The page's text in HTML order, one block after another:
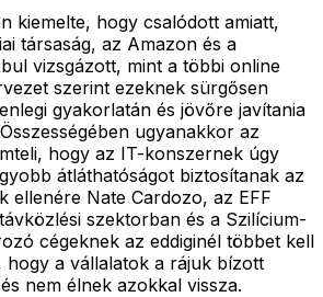
kiemelte, hogy csalódott amiatt,
társaság, az Amazon és a
vizsgázott, mint a többi online
szerint ezeknek sürgősen
gyakorlatán és jövőre javítania
ugyanakkor az
hogy az IT-konszernek úgy
átláthatóságot biztosítanak az
ellenére Nate Cardozo, az EFF
szektorban és a Szilícium-
cégeknek az eddiginél többet kell
hogy a vállalatok a rájuk bízott
nem élnek azokkal vissza.